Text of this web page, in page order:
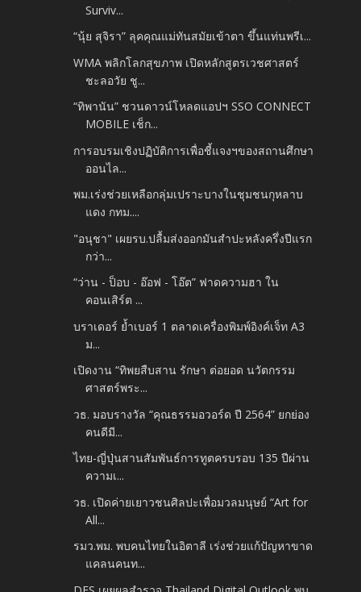
Surviv...
“นุ้ย สุจิรา” ลุคคุณแม่ทันสมัยเข้าตา ขึ้นแท่นพรีเ...
WMA พลิกโลกสุขภาพ เปิดหลักสูตรเวชศาสตร์
ชะลอวัย ชู...
“ทิพานัน” ชวนดาวน์โหลดแอปฯ SSO CONNECT
MOBILE เช็ก...
การอบรมเชิงปฏิบัติการเพื่อชี้แจงฯของสถานศึกษา
ออนไล...
พม.เร่งช่วยเหลือกลุ่มเปราะบางในชุมชนกุหลาบ
แดง กทม....
"อนุชา" เผยรบ.ปลื้มส่งออกมันสำปะหลังครึ่งปีแรก
กว่า...
“ว่าน - ป็อบ - อ๊อฟ - โอ๊ต” ฟาดความฮา ใน
คอนเสิร์ต ...
บราเดอร์ ย้ำเบอร์ 1 ตลาดเครื่องพิมพ์อิงค์เจ็ท A3
ม...
เปิดงาน “ทิพยสืบสาน รักษา ต่อยอด นวัตกรรม
ศาสตร์พระ...
วธ. มอบรางวัล “คุณธรรมอวอร์ด ปี 2564” ยกย่อง
คนดีมี...
ไทย-ญี่ปุ่นสานสัมพันธ์การทูตครบรอบ 135 ปีผ่าน
ความเ...
วธ. เปิดค่ายเยาวชนศิลปะเพื่อมวลมนุษย์ “Art for
All...
รมว.พม. พบคนไทยในอิตาลี เร่งช่วยแก้ปัญหาขาด
แคลนคนท...